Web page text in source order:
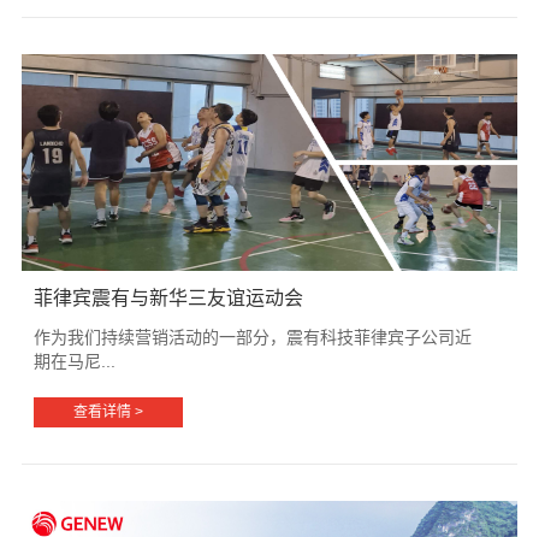
菲律宾震有与新华三友谊运动会
作为我们持续营销活动的一部分，震有科技菲律宾子公司近
期在马尼...
查看详情 >